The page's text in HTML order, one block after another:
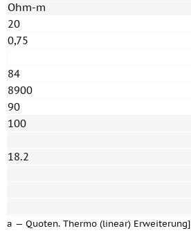
Ohm-m
20
0,75
84
8900
90
100
18.2
a — Quoten. Thermo (linear) Erweiterung]